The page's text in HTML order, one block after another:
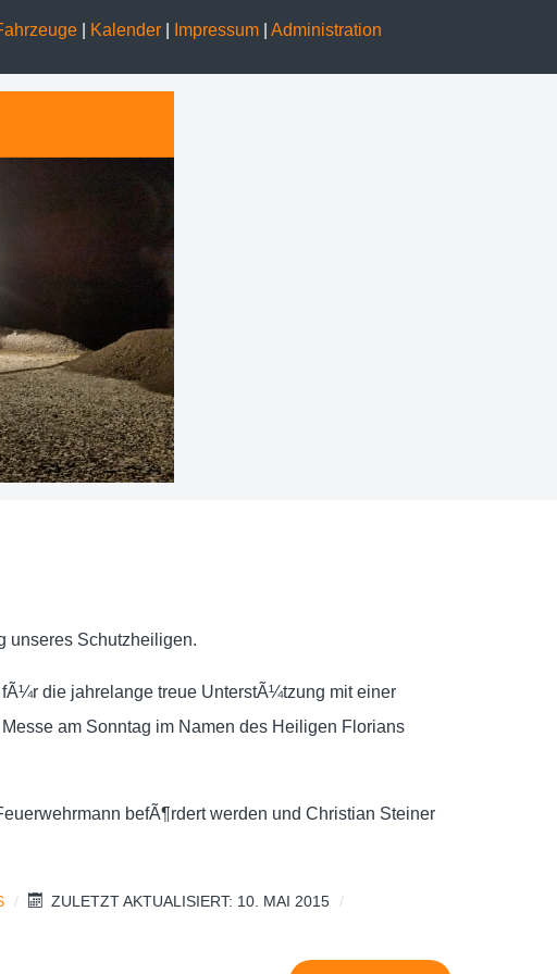
Kalender| Impressum| Administration
unseres Schutzheiligen.
die jahrelange treue UnterstÃ¼tzung mit einer
am Sonntag im Namen des Heiligen Florians
befÃ¶rdert werden und Christian Steiner
ZULETZT AKTUALISIERT: 10. MAI 2015